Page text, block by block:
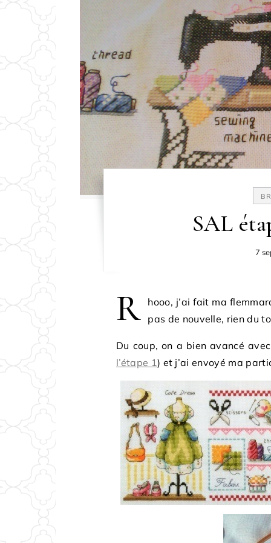
SAL
7
R
hooo, j’ai fait ma
pas de nouvelle, rien du
Du coup, on a bien avancé
l’étape 1) et j’ai envoyé ma